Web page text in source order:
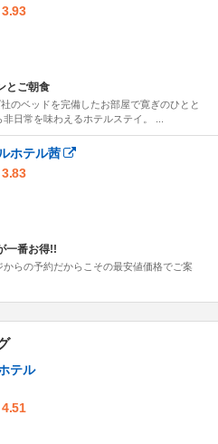
3.93
とご朝食
のベッドを完備したお部屋で寛ぎのひとと
日常を味わえるホテルステイ。 ...
ホテル茜
3.83
一番お得!!
らの予約だからこその最安値価格でご案
テル
4.51